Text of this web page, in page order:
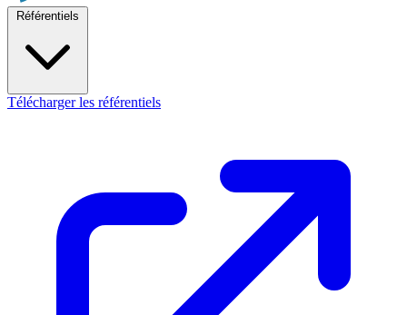
Référentiels
Télécharger les référentiels